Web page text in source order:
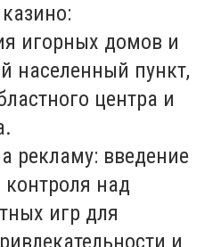
игорных домов и
населенный пункт,
центра и
рекламу: введение
над
игр для
и